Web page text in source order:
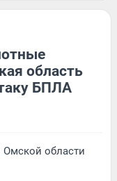
область
БПЛА
области